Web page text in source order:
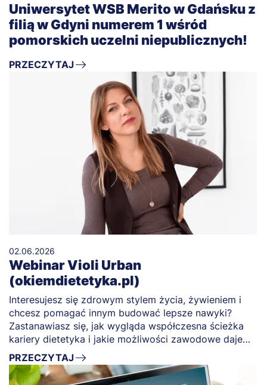
Uniwersytet WSB Merito w Gdańsku z
filią w Gdyni numerem 1 wśród
pomorskich uczelni niepublicznych!
PRZECZYTAJ
02.06.2026
Webinar Violi Urban
(okiemdietetyka.pl)
Interesujesz się zdrowym stylem życia, żywieniem i
chcesz pomagać innym budować lepsze nawyki?
Zastanawiasz się, jak wygląda współczesna ścieżka
kariery dietetyka i jakie możliwości zawodowe daje
ten kierunek studiów?
PRZECZYTAJ